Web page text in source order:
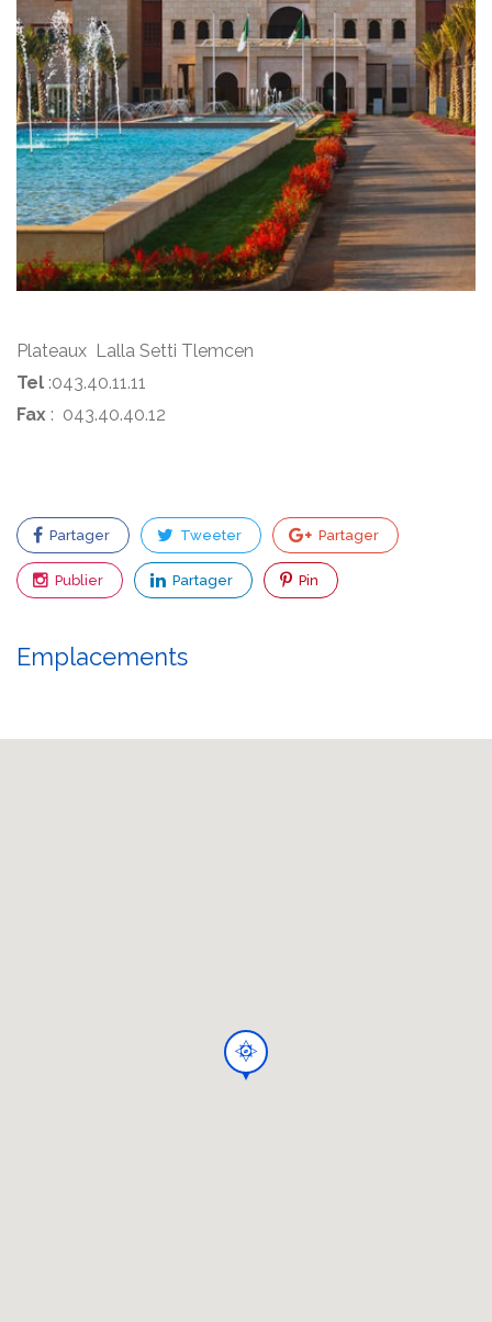
Plateaux Lalla Setti Tlemcen
Tel :043.40.11.11
Fax : 043.40.40.12
Partager Tweeter Partager
Publier Partager Pin
Emplacements